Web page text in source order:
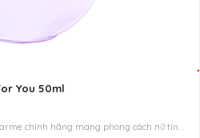
You 50ml
chính hãng mang phong cách nữ tính,